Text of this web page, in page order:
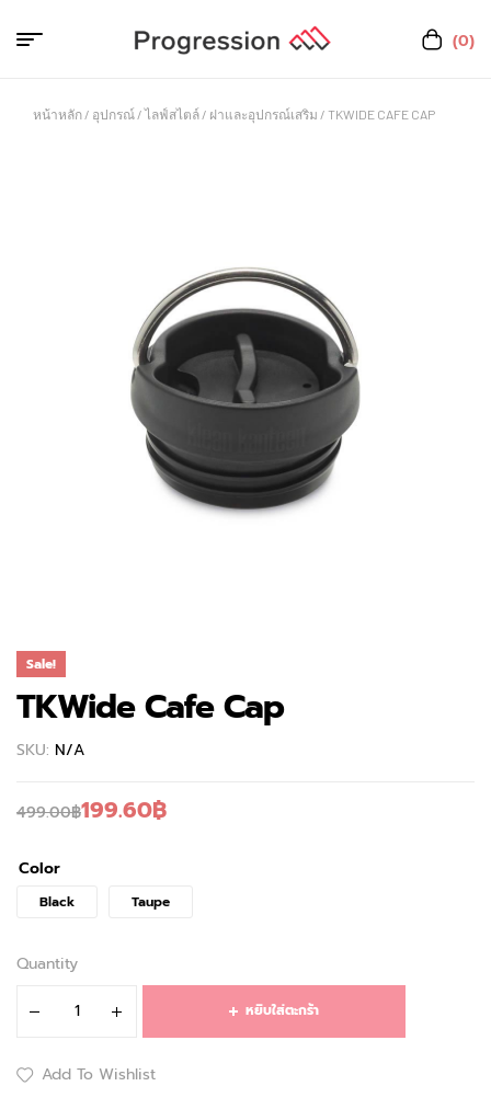
(0)
หน้าหลัก / อุปกรณ์ /ไลฟ์สไตล์ / ฝาและอุปกรณ์เสริม / TKWIDE CAFE CAP
Sale!
TKWide Cafe Cap
SKU: N/A
499.00฿199.60฿
Color
Black Taupe
Quantity
หยิบใส่ตะกร้า
Add To Wishlist